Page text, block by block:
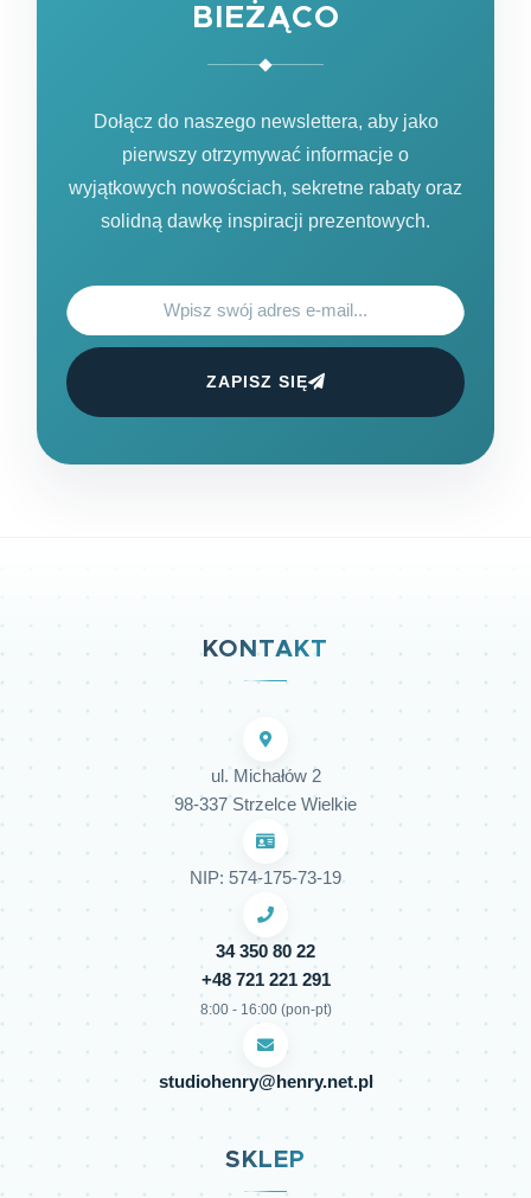
BIEŻĄCO
Dołącz do naszego newslettera, aby jako
pierwszy otrzymywać informacje o
wyjątkowych nowościach, sekretne rabaty oraz
solidną dawkę inspiracji prezentowych.
ZAPISZ SIĘ
KONTAKT
ul. Michałów 2
98-337 Strzelce Wielkie
NIP: 574-175-73-19
34 350 80 22
+48 721 221 291
8:00 - 16:00 (pon-pt)
studiohenry@henry.net.pl
SKLEP